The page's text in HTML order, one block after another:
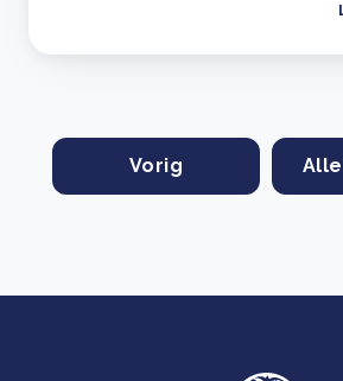
Vorig